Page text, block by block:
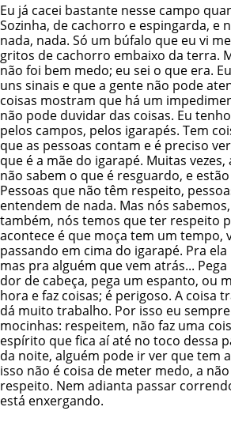
Eu já cacei bastante nesse campo
Sozinha, de cachorro e espingarda, e
nada, nada. Só um búfalo que eu vi
gritos de cachorro embaixo da terra.
não foi bem medo; eu sei o que era.
uns sinais e que a gente não pode
coisas mostram que há um
não pode duvidar das coisas. Eu
pelos campos, pelos igarapés. Tem
que as pessoas contam e é preciso
que é a mãe do igarapé. Muitas
não sabem o que é resguardo, e
Pessoas que não têm respeito,
entendem de nada. Mas nós
também, nós temos que ter respeito
acontece é que moça tem um tempo,
passando em cima do igarapé. Pra
mas pra alguém que vem atrás...
dor de cabeça, pega um espanto, ou
hora e faz coisas; é perigoso. A coisa
dá muito trabalho. Por isso eu
mocinhas: respeitem, não faz uma
espírito que fica aí até no toco dessa
da noite, alguém pode ir ver que tem
isso não é coisa de meter medo, a
respeito. Nem adianta passar
está enxergando.